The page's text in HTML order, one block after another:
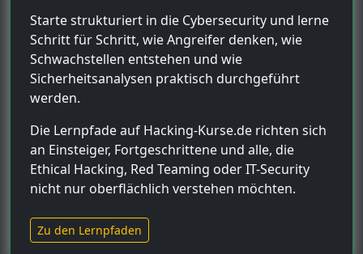
Starte strukturiert in die Cybersecurity und lerne
Schritt für Schritt, wie Angreifer denken, wie
Schwachstellen entstehen und wie
Sicherheitsanalysen praktisch durchgeführt
werden.
Die Lernpfade auf Hacking-Kurse.de richten sich
an Einsteiger, Fortgeschrittene und alle, die
Ethical Hacking, Red Teaming oder IT-Security
nicht nur oberflächlich verstehen möchten.
Zu den Lernpfaden